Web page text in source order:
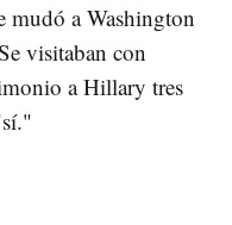
mudó a Washington
visitaban con
a Hillary tres